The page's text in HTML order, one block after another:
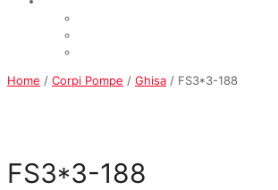
Home / Corpi Pompe / Ghisa / FS3*3-188
FS3*3-188